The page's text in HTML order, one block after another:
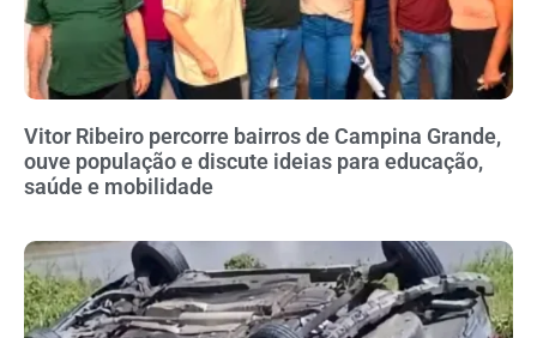
Vitor Ribeiro percorre bairros de Campina Grande,
ouve população e discute ideias para educação,
saúde e mobilidade